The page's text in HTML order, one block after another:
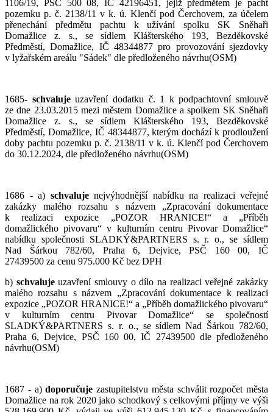
1106/19, PSČ 500 08, IČ 42196451, jejíž předmětem je pacht
pozemku p. č. 2138/11 v k. ú. Klenčí pod Čerchovem, za účelem
přenechání předmětu pachtu k užívání spolku SK Sněhaři
Domažlice z. s., se sídlem Klášterského 193, Bezděkovské
Předměstí, Domažlice, IČ 48344877 pro provozování sjezdovky
v lyžařském areálu "Sádek" dle předloženého návrhu(OSM)
1685- schvalujeuzavření dodatku č. 1 k podpachtovní smlouvě
ze dne 23.03.2015 mezi městem Domažlice a spolkem SK Sněhaři
Domažlice z. s., se sídlem Klášterského 193, Bezděkovské
Předměstí, Domažlice, IČ 48344877, kterým dochází k prodloužení
doby pachtu pozemku p. č. 2138/11 v k. ú. Klenčí pod Čerchovem
do 30.12.2024, dle předloženého návrhu(OSM)
1686 - a) schvalujenejvýhodnější nabídku na realizaci veřejné
zakázky malého rozsahu s názvem „Zpracování dokumentace
k realizaci expozice „POZOR HRANICE!“ a „Příběh
domažlického pivovaru“ v kulturním centru Pivovar Domažlice“
nabídku společnosti SLADKÝ&PARTNERS s. r. o., se sídlem
Nad Šárkou 782/60, Praha 6, Dejvice, PSČ 160 00, IČ
27439500 za cenu 975.000 Kč bez DPH
b) schvalujeuzavření smlouvy o dílo na realizaci veřejné zakázky
malého rozsahu s názvem „Zpracování dokumentace k realizaci
expozice „POZOR HRANICE!“ a „Příběh domažlického pivovaru“
v kulturním centru Pivovar Domažlice“ se společností
SLADKÝ&PARTNERS s. r. o., se sídlem Nad Šárkou 782/60,
Praha 6, Dejvice, PSČ 160 00, IČ 27439500 dle předloženého
návrhu(OSM)
1687 - a)doporučuje zastupitelstvu města schválit rozpočet města
Domažlice na rok 2020 jako schodkový s celkovými příjmy ve výši